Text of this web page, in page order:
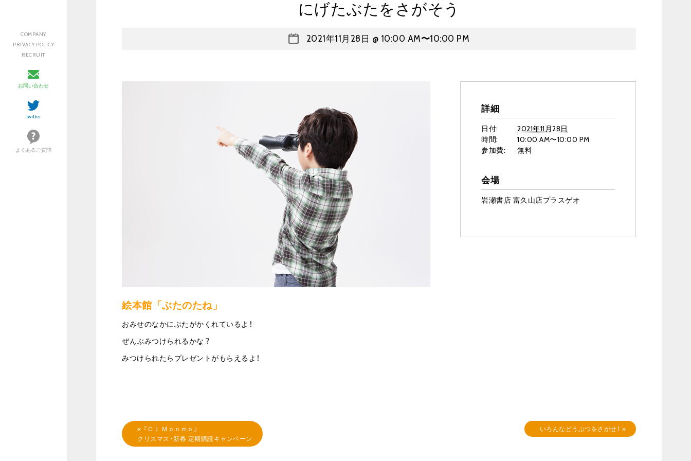
COMPANY
PRIVACY POLICY
RECRUIT
お問い合わせ
twitter
よくあるご質問
にげたぶたをさがそう
2021年11月28日 @ 10:00 AM〜10:00 PM
絵本館「ぶたのたね」
おみせのなかにぶたがかくれているよ！
ぜんぶみつけられるかな？
みつけられたらプレゼントがもらえるよ！
詳細
日付:
2021年11月28日
時間:
10:00 AM〜10:00 PM
参加費:
無料
会場
岩瀬書店 富久山店プラスゲオ
« 『ＣＪ Ｍｏｎｍｏ』
クリスマス・新春 定期購読キャンペーン
いろんなどうぶつをさがせ！ »